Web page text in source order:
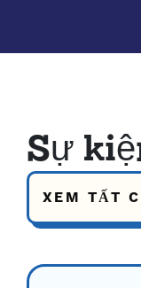
Sự
XEM TẤT